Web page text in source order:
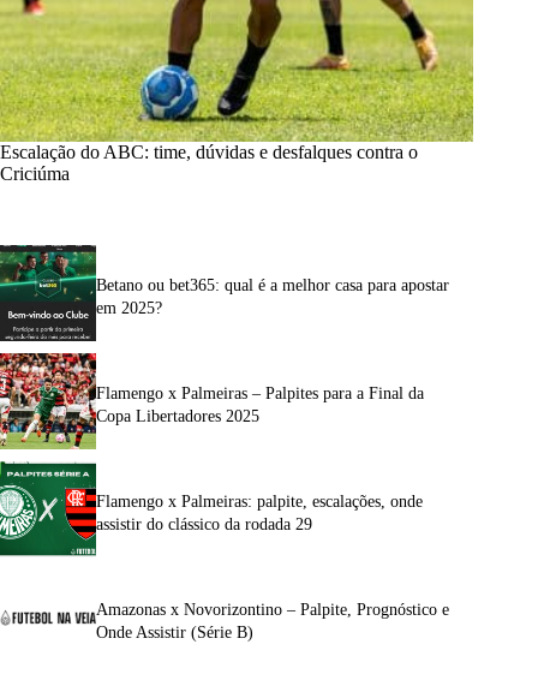
Escalação do ABC: time, dúvidas e desfalques contra o
Criciúma
Betano ou bet365: qual é a melhor casa para apostar
em 2025?
Flamengo x Palmeiras – Palpites para a Final da
Copa Libertadores 2025
Flamengo x Palmeiras: palpite, escalações, onde
assistir do clássico da rodada 29
Amazonas x Novorizontino – Palpite, Prognóstico e
Onde Assistir (Série B)